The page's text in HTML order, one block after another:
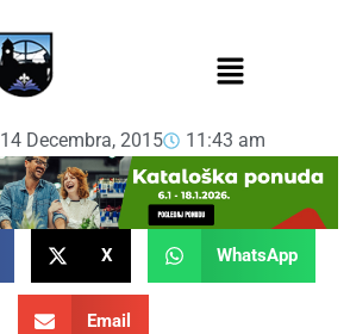
14 Decembra, 2015 11:43 am
X WhatsApp
Email